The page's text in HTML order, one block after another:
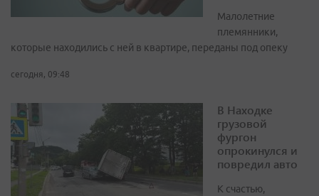
Малолетние
племянники,
которые находились с ней в квартире, переданы под опеку
сегодня, 09:48
В Находке
грузовой
фургон
опрокинулся и
повредил авто
К счастью,